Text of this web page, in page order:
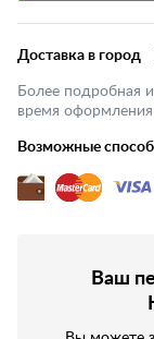
Доставка в город
Более подробная
время оформления
Возможные
Ваш